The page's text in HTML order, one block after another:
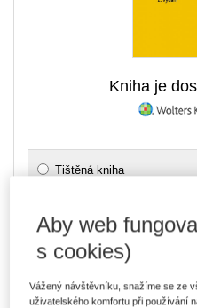
Kniha je
Tištěná kniha
E-kniha Smarteca +
V prodeji - ihned k dispozici
Kde najdu soubory e-knih?
Aby web
s cookies)
Vážený návštěvníku, snažíme se ze
uživatelského komfortu při používání